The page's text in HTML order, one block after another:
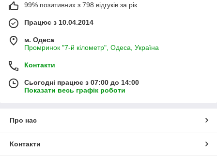
99% позитивних з 798 відгуків за рік
Працює з 10.04.2014
м. Одеса
Промринок "7-й кілометр", Одеса, Україна
Контакти
Сьогодні працює з 07:00 до 14:00
Показати весь графік роботи
Про нас
Контакти